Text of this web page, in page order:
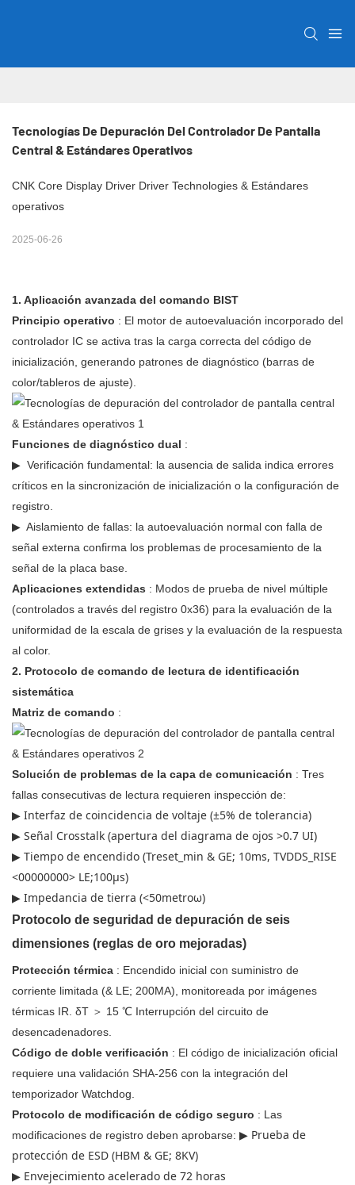
Tecnologías De Depuración Del Controlador De Pantalla
Central & Estándares Operativos
CNK Core Display Driver Driver Technologies & Estándares
operativos
2025-06-26
1. Aplicación avanzada del comando BIST
Principio operativo : El motor de autoevaluación incorporado del
controlador IC se activa tras la carga correcta del código de
inicialización, generando patrones de diagnóstico (barras de
color/tableros de ajuste).
Funciones de diagnóstico dual :
▶ Verificación fundamental: la ausencia de salida indica errores
críticos en la sincronización de inicialización o la configuración de
registro.
▶ Aislamiento de fallas: la autoevaluación normal con falla de
señal externa confirma los problemas de procesamiento de la
señal de la placa base.
Aplicaciones extendidas : Modos de prueba de nivel múltiple
(controlados a través del registro 0x36) para la evaluación de la
uniformidad de la escala de grises y la evaluación de la respuesta
al color.
2. Protocolo de comando de lectura de identificación
sistemática
Matriz de comando :
Solución de problemas de la capa de comunicación : Tres
fallas consecutivas de lectura requieren inspección de:
▶ Interfaz de coincidencia de voltaje (±5% de tolerancia)
▶ Señal Crosstalk (apertura del diagrama de ojos >0.7 UI)
▶ Tiempo de encendido (Treset_min & GE; 10ms, TVDDS_RISE
<00000000> LE;100μs)
▶ Impedancia de tierra (<50metroω)
Protocolo de seguridad de depuración de seis
dimensiones (reglas de oro mejoradas)
Protección térmica : Encendido inicial con suministro de
corriente limitada (& LE; 200MA), monitoreada por imágenes
térmicas IR. δT ＞ 15 ℃ Interrupción del circuito de
desencadenadores.
Código de doble verificación : El código de inicialización oficial
requiere una validación SHA-256 con la integración del
temporizador Watchdog.
Protocolo de modificación de código seguro : Las
modificaciones de registro deben aprobarse: ▶ Prueba de
protección de ESD (HBM & GE; 8KV)
▶ Envejecimiento acelerado de 72 horas